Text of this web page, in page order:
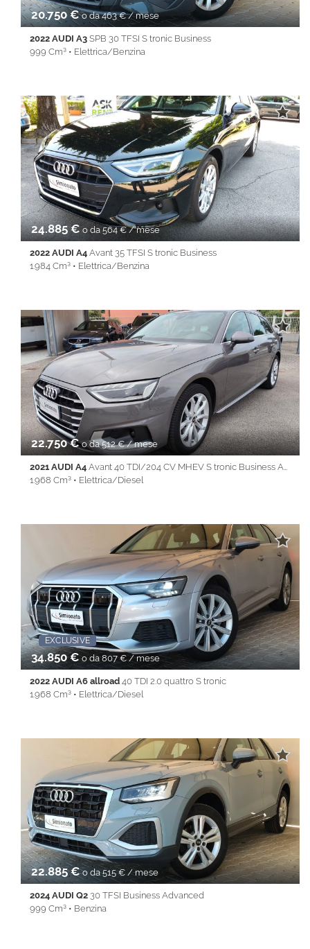
20.750 €o da 463 € / mese
2022 AUDI A3 SPB 30 TFSI S tronic Business
999 Cm³ • Elettrica/Benzina
Airbag testa • Alzacristalli elettrici • Android Auto • Apple
CarPlay • Autoradio • Bluetooth • Cerchi in lega • Chiusura
centralizzata • Climatizzatore • Controllo trazione • Cruise
Control • ESP • Immobilizzatore elettronico • Isofix • Park
Distance Control • Servosterzo • Navigatore satellitare •
Specchietti laterali elettrici • Touch screen • USB • Vivavoce •
Volante multifunzione
24.885 €o da 564 € / mese
2022 AUDI A4 Avant 35 TFSI S tronic Business
1.984 Cm³ • Elettrica/Benzina
testa • Android Auto • Apple CarPlay • Autoradio • Bluetooth •
Cerchi in lega • Chiusura centralizzata • Climatizzatore • Cruise
Control • Full LED • Immobilizzatore elettronico • Isofix • Keyless
• Lane Assist • Park Distance Control • PDC • Sedile posteriore
sdoppiato • Servosterzo • Navigatore satellitare • Specchietti
laterali elettrici • Start&Stop • Touch screen • USB • Vivavoce •
Volante multifunzione
22.750 €o da 512 € / mese
2021 AUDI A4 Avant 40 TDI/204 CV MHEV S tronic Business Adv.
1.968 Cm³ • Elettrica/Diesel
Airbag testa • Android Auto • Apple CarPlay • Autoradio •
Bluetooth • Cerchi in lega • Chiusura centralizzata •
Climatizzatore • Controllo trazione • Cruise Control • ESP • Filtro
antiparticolato • Full LED • Immobilizzatore elettronico • Isofix •
Keyless • Lane Assist • Park Distance Control • PDC • Sedile
posteriore sdoppiato • Servosterzo • Navigatore satellitare •
Specchietti laterali elettrici • Start&Stop • Touch screen • USB •
Vivavoce • Volante multifunzione
EXCLUSIVE Promo Fin-Light
34.850 €o da 807 € / mese
2022 AUDI A6 allroad 40 TDI 2.0 quattro S tronic
1.968 Cm³ • Elettrica/Diesel
Airbag testa • Alzacristalli elettrici • Android Auto • Apple
CarPlay • Autoradio • Bluetooth • cerchi da 19'' • Cerchi in lega •
Chiusura centralizzata • Climatizzatore • Controllo trazione •
Cruise Control • ESP • Filtro antiparticolato • Full LED •
Immobilizzatore elettronico • Isofix • Keyless • Lane Assist • Park
Distance Control • PDC • REAR ASSIST • Sedile posteriore
sdoppiato • Servosterzo • Navigatore satellitare • Sospensioni
pneumatiche • Specchietti laterali elettrici • Start&Stop • Touch
screen • USB • Vivavoce • Volante multifunzione
22.885 €o da 515 € / mese
2024 AUDI Q2 30 TFSI Business Advanced
999 Cm³ • Benzina